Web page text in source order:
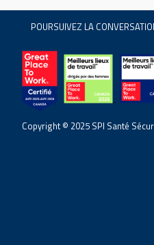
POURSUIVEZ LA
Copyright © 2025 SPI Santé